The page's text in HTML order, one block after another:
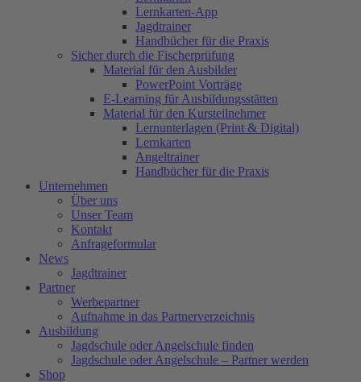
Lernkarten-App
Jagdtrainer
Handbücher für die Praxis
Sicher durch die Fischerprüfung
Material für den Ausbilder
PowerPoint Vorträge
E-Learning für Ausbildungsstätten
Material für den Kursteilnehmer
Lernunterlagen (Print & Digital)
Lernkarten
Angeltrainer
Handbücher für die Praxis
Unternehmen
Über uns
Unser Team
Kontakt
Anfrageformular
News
Jagdtrainer
Partner
Werbepartner
Aufnahme in das Partnerverzeichnis
Ausbildung
Jagdschule oder Angelschule finden
Jagdschule oder Angelschule – Partner werden
Shop